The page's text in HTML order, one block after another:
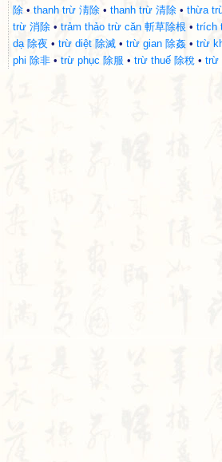
除 • thanh trừ 淸除 • thanh trừ 清除 • thừa
trừ 消除 • trảm thảo trừ căn 斬草除根 • trích
dạ 除夜 • trừ diệt 除滅 • trừ gian 除姦 • trừ
phi 除非 • trừ phục 除服 • trừ thuế 除稅 • trừ